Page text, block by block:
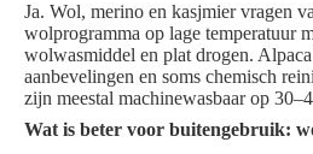
Ja. Wol, merino en kasjmier vragen
wolprogramma op lage temperatuur
wolwasmiddel en plat drogen.
aanbevelingen en soms chemisch
zijn meestal machinewasbaar op
Wat is beter voor buitengebruik: